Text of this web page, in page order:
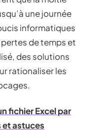
une journée
informatiques
de temps et
des solutions
rationaliser les
fichier Excel par
et astuces